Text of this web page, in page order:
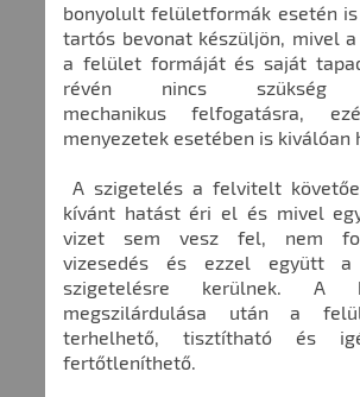
bonyolult felületformák esetén
tartós bevonat készüljön, mivel
a felület formáját és saját
révén nincs szükség
mechanikus felfogatásra,
menyezetek esetében is kiválóan
A szigetelés a felvitelt
kívánt hatást éri el és mivel
vizet sem vesz fel, nem
vizesedés és ezzel együtt
szigetelésre kerülnek. A
megszilárdulása után a
terhelhető, tisztítható és
fertőtleníthető.